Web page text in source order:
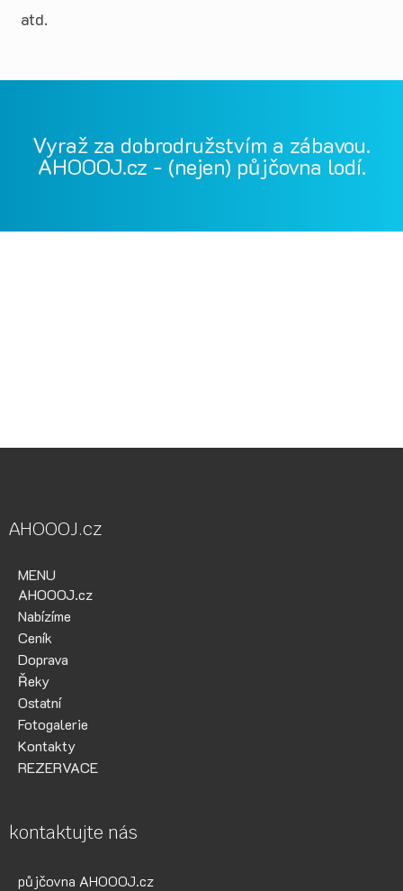
atd.
Vyraž za dobrodružstvím a zábavou.
AHOOOJ.cz - (nejen) půjčovna lodí.
AHOOOJ.cz
MENU
AHOOOJ.cz
Nabízíme
Ceník
Doprava
Řeky
Ostatní
Fotogalerie
Kontakty
REZERVACE
kontaktujte nás
půjčovna AHOOOJ.cz